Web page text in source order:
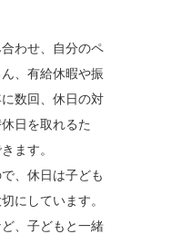
わせ、自分のペ
、有給休暇や振
数回、休日の対
日を取れるた
ます。
、休日は子ども
にしています。
、子どもと一緒